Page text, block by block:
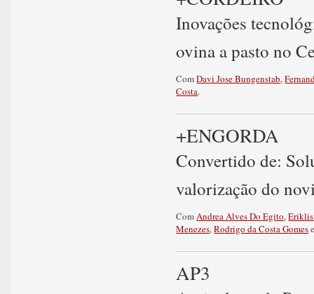
Inovações
ovina a pasto no
ComDavi Jose Bungenstab,
Costa.
+ENGORDA
Convertido de:
valorização do
Com Andrea Alves Do Egito,
Menezes,Rodrigo da Costa Gomes
AP3